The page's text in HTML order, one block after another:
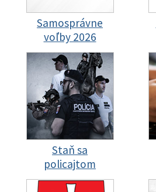
Samosprávne
voľby 2026
Staň sa
policajtom